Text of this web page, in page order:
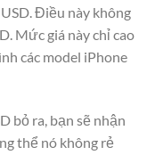
Điều này không
Mức giá này chỉ cao
các model iPhone
bỏ ra, bạn sẽ nhận
thể nó không rẻ